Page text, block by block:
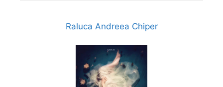
Raluca Andreea Chiper